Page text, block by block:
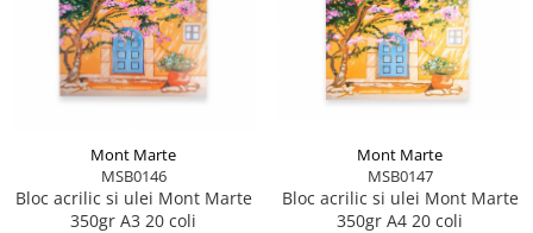
Mont Marte
MSB0146
Bloc acrilic si ulei Mont Marte
350gr A3 20 coli
Mont Marte
MSB0147
Bloc acrilic si ulei Mont Marte
350gr A4 20 coli